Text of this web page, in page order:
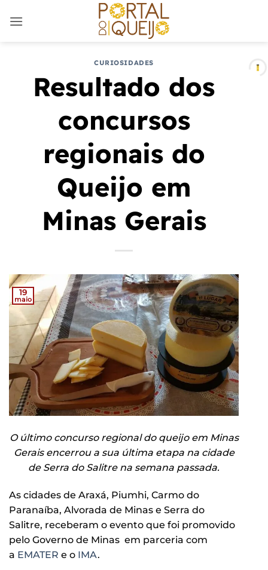
CURIOSIDADES
Resultado dos
concursos
regionais do
Queijo em
Minas Gerais
19
maio
O último concurso regional do queijo em Minas
Gerais encerrou a sua última etapa na cidade
de Serra do Salitre na semana passada.
As cidades de Araxá, Piumhi, Carmo do
Paranaíba, Alvorada de Minas e Serra do
Salitre, receberam o evento que foi promovido
pelo Governo de Minas em parceria com
a EMATER e o IMA.